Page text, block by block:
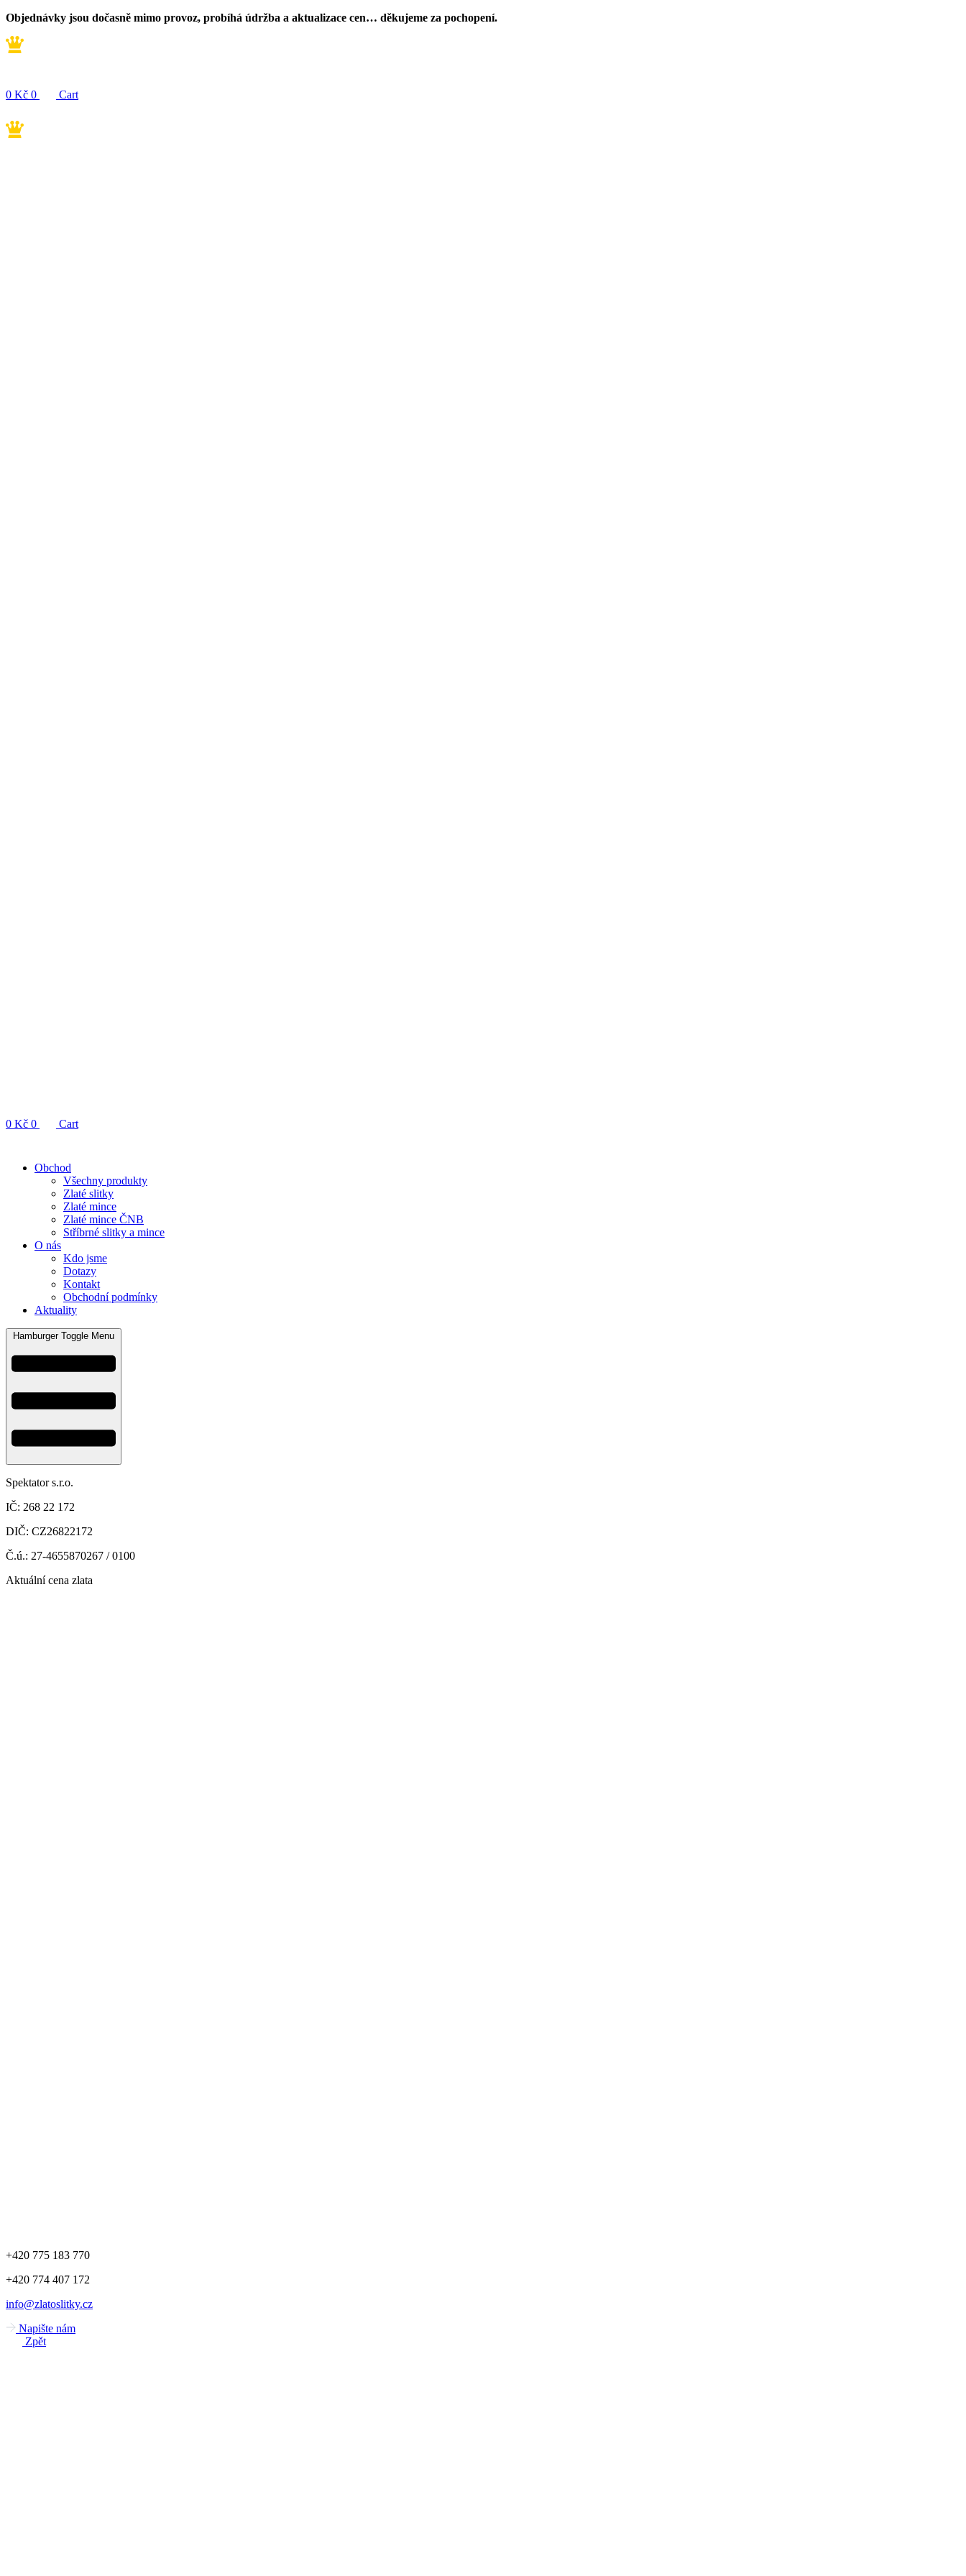
Přejít
obsahu
Objednávky jsou dočasně mimo provoz, probíhá údržba a aktualizace cen… děkujeme za pochopení.
0 Kč 0 Cart
0 Kč 0 Cart
Obchod
Všechny produkty
Zlaté slitky
Zlaté mince
Zlaté mince ČNB
Stříbrné slitky a mince
O nás
Kdo jsme
Dotazy
Kontakt
Obchodní podmínky
Aktuality
Hamburger Toggle Menu
Spektator s.r.o.
IČ: 268 22 172
DIČ: CZ26822172
Č.ú.: 27-4655870267 / 0100
Aktuální cena zlata
+420 775 183 770
+420 774 407 172
info@zlatoslitky.cz
Napište nám
Zpět